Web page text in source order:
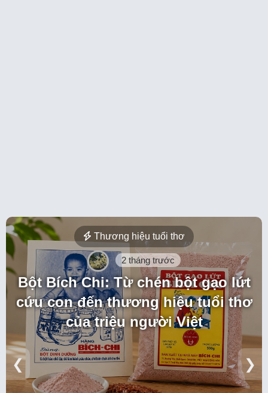
Thương hiệu tuổi thơ
2 tháng trước
Bột Bích Chi: Từ chén bột gạo lứt
cứu con đến thương hiệu tuổi thơ
của triệu người Việt
❮ ❯